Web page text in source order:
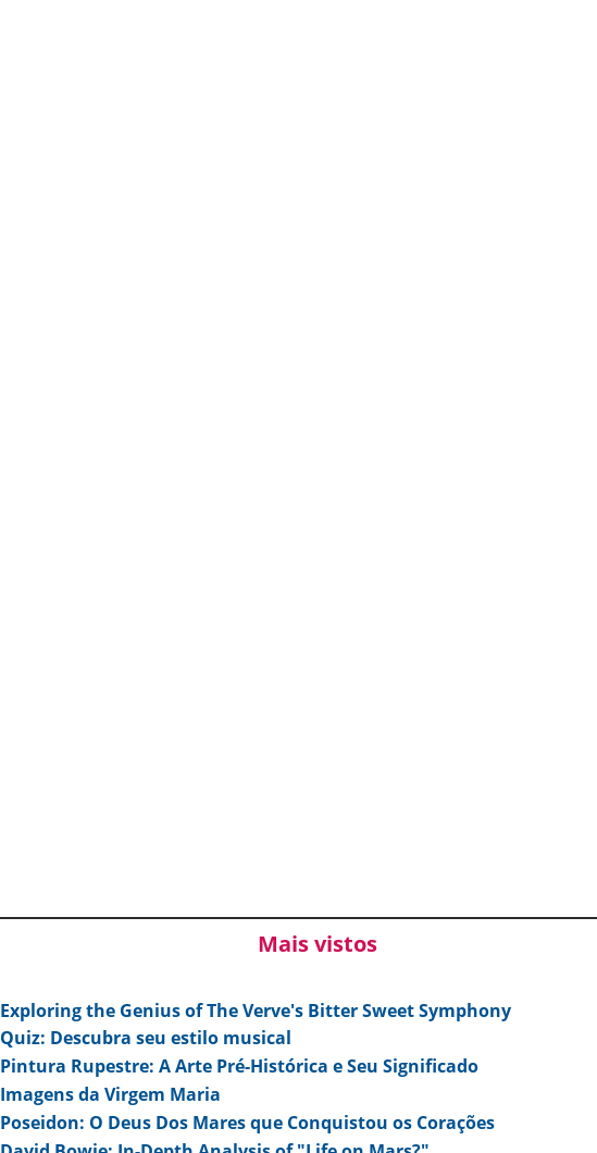
Mais vistos
Exploring the Genius of The Verve's Bitter Sweet Symphony
Quiz: Descubra seu estilo musical
Pintura Rupestre: A Arte Pré-Histórica e Seu Significado
Imagens da Virgem Maria
Poseidon: O Deus Dos Mares que Conquistou os Corações